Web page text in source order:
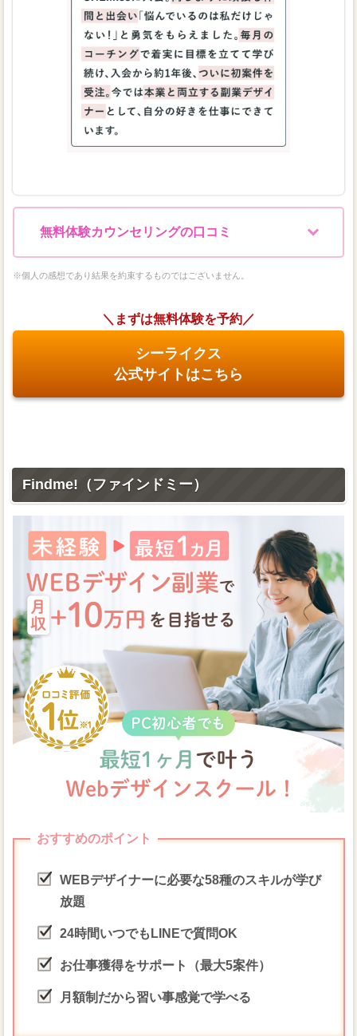
無料体験カウンセリングの口コミ
※個人の感想であり結果を約束するものではございません。
＼まずは無料体験を予約／
シーライクス
公式サイトはこちら
Findme!（ファインドミー）
おすすめのポイント
WEBデザイナーに必要な58種のスキルが学び
放題
24時間いつでもLINEで質問OK
お仕事獲得をサポート（最大5案件）
月額制だから習い事感覚で学べる